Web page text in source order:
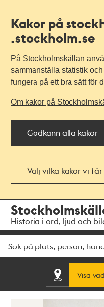
Kakor på
.stockholm.se
På Stockholmskällan
sammanställa statistik
fungera på ett bra sätt för
Om kakor på
Godkänn alla kakor
Välj vilka kakor vi
navigationen
huvudinnehållet
Historia i ord, ljud och
Visa